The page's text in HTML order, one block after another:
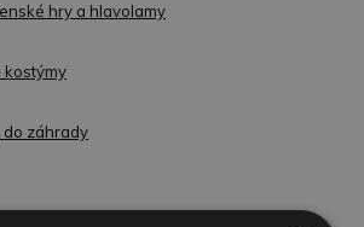
hry a hlavolamy
kostýmy
do záhrady